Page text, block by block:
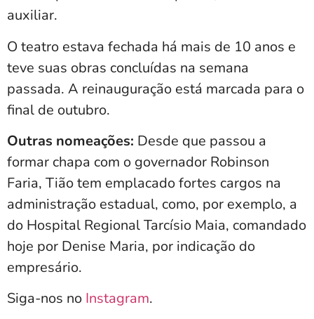
auxiliar.
O teatro estava fechada há mais de 10 anos e
teve suas obras concluídas na semana
passada. A reinauguração está marcada para o
final de outubro.
Outras nomeações: Desde que passou a
formar chapa com o governador Robinson
Faria, Tião tem emplacado fortes cargos na
administração estadual, como, por exemplo, a
do Hospital Regional Tarcísio Maia, comandado
hoje por Denise Maria, por indicação do
empresário.
Siga-nos no Instagram.